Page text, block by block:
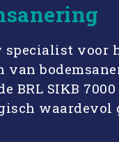
specialist voor
van
BRL SIKB
waardevol